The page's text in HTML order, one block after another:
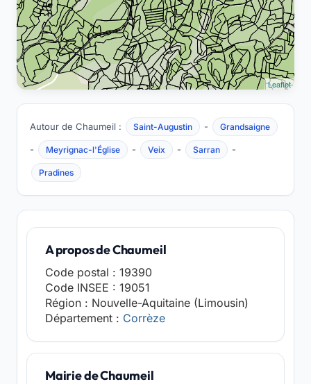
Leaflet
Autour de Chaumeil : Saint-Augustin - Grandsaigne
- Meyrignac-l'Église - Veix - Sarran -
Pradines
A propos de Chaumeil
Code postal : 19390
Code INSEE : 19051
Région : Nouvelle-Aquitaine (Limousin)
Département : Corrèze
Mairie de Chaumeil